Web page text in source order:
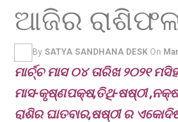
ଆଜିର
By SATYA SANDHANA DESK On
ମାର୍ଚ୍ଚ ମାସ ୦୪ ତାରିଖ ୨୦୨୧
ମାସ-କୃଷ୍ଣପକ୍ଷ,ତିଥି-ଷଷ୍ଠୀ
ରାଶିର ଘାତବାର,ଷଷ୍ଠୀ ର